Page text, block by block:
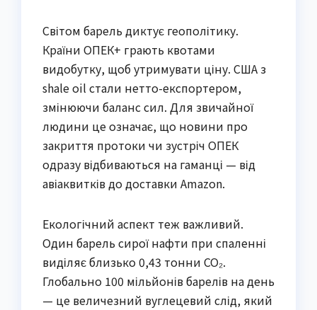
Світом барель диктує геополітику.
Країни ОПЕК+ грають квотами
видобутку, щоб утримувати ціну. США з
shale oil стали нетто-експортером,
змінюючи баланс сил. Для звичайної
людини це означає, що новини про
закриття протоки чи зустріч ОПЕК
одразу відбиваються на гаманці — від
авіаквитків до доставки Amazon.
Екологічний аспект теж важливий.
Один барель сирої нафти при спаленні
виділяє близько 0,43 тонни CO₂.
Глобально 100 мільйонів барелів на день
— це величезний вуглецевий слід, який